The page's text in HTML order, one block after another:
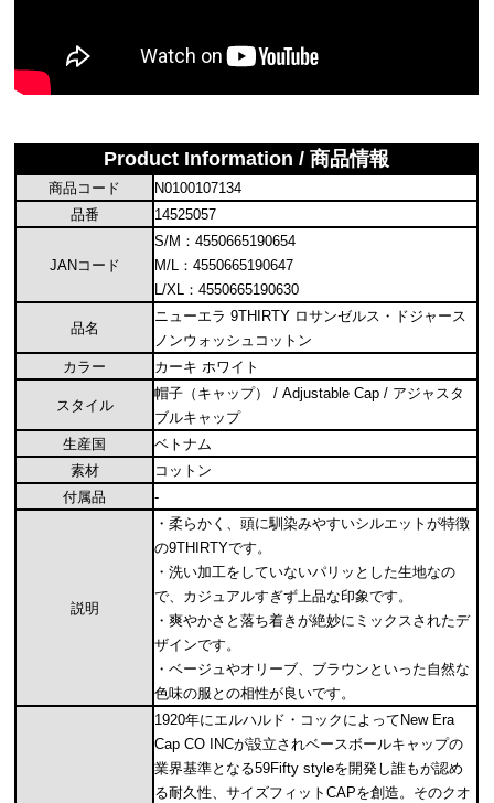
Product Information / 商品情報
商品コード
N0100107134
品番
14525057
JANコード
S/M：4550665190654
M/L：4550665190647
L/XL：4550665190630
品名
ニューエラ 9THIRTY ロサンゼルス・ドジャース
ノンウォッシュコットン
カラー
カーキ ホワイト
スタイル
帽子（キャップ） / Adjustable Cap / アジャスタ
ブルキャップ
生産国
ベトナム
素材
コットン
付属品
-
説明
・柔らかく、頭に馴染みやすいシルエットが特徴
の9THIRTYです。
・洗い加工をしていないパリッとした生地なの
で、カジュアルすぎず上品な印象です。
・爽やかさと落ち着きが絶妙にミックスされたデ
ザインです。
・ベージュやオリーブ、ブラウンといった自然な
色味の服との相性が良いです。
1920年にエルハルド・コックによってNew Era
Cap CO INCが設立されベースボールキャップの
業界基準となる59Fifty styleを開発し誰もが認め
る耐久性、サイズフィットCAPを創造。そのクオ